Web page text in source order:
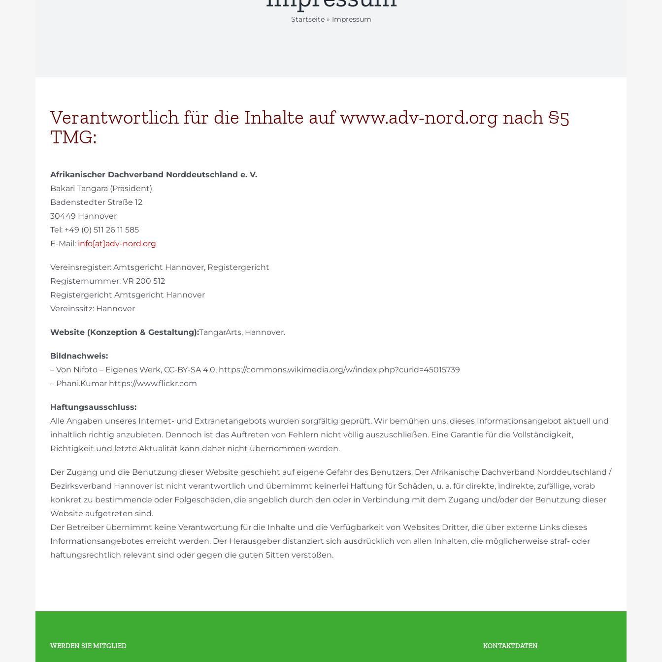
Startseite» Impressum
Verantwortlich für die Inhalte auf www.adv-nord.org nach §5
TMG:
Afrikanischer Dachverband Norddeutschland e. V.
Bakari Tangara (Präsident)
Badenstedter Straße 12
30449 Hannover
Tel: +49 (0) 511 26 11 585
E-Mail: info[at]adv-nord.org
Vereinsregister: Amtsgericht Hannover, Registergericht
Registernummer: VR 200 512
Registergericht Amtsgericht Hannover
Vereinssitz: Hannover
Website (Konzeption & Gestaltung):TangarArts, Hannover.
Bildnachweis:
– Von Nifoto – Eigenes Werk, CC-BY-SA 4.0, https://commons.wikimedia.org/w/index.php?curid=45015739
– Phani.Kumar https://www.flickr.com
Haftungsausschluss:
Alle Angaben unseres Internet- und Extranetangebots wurden sorgfältig geprüft. Wir bemühen uns, dieses Informationsangebot aktuell und
inhaltlich richtig anzubieten. Dennoch ist das Auftreten von Fehlern nicht völlig auszuschließen. Eine Garantie für die Vollständigkeit,
Richtigkeit und letzte Aktualität kann daher nicht übernommen werden.
Der Zugang und die Benutzung dieser Website geschieht auf eigene Gefahr des Benutzers. Der Afrikanische Dachverband Norddeutschland /
Bezirksverband Hannover ist nicht verantwortlich und übernimmt keinerlei Haftung für Schäden, u. a. für direkte, indirekte, zufällige, vorab
konkret zu bestimmende oder Folgeschäden, die angeblich durch den oder in Verbindung mit dem Zugang und/oder der Benutzung dieser
Website aufgetreten sind.
Der Betreiber übernimmt keine Verantwortung für die Inhalte und die Verfügbarkeit von Websites Dritter, die über externe Links dieses
Informationsangebotes erreicht werden. Der Herausgeber distanziert sich ausdrücklich von allen Inhalten, die möglicherweise straf- oder
haftungsrechtlich relevant sind oder gegen die guten Sitten verstoßen.
WERDEN SIE MITGLIED KONTAKTDATEN